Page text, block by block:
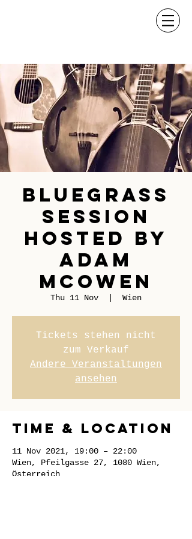
Bluegrass
Session
hosted by
Adam
McOwen
Thu 11 Nov Wien
Tickets stehen nicht
zum Verkauf
Andere Veranstaltungen
ansehen
Time & Location
11 Nov 2021, 19:00 – 22:00
Wien, Pfeilgasse 27, 1080 Wien,
Österreich